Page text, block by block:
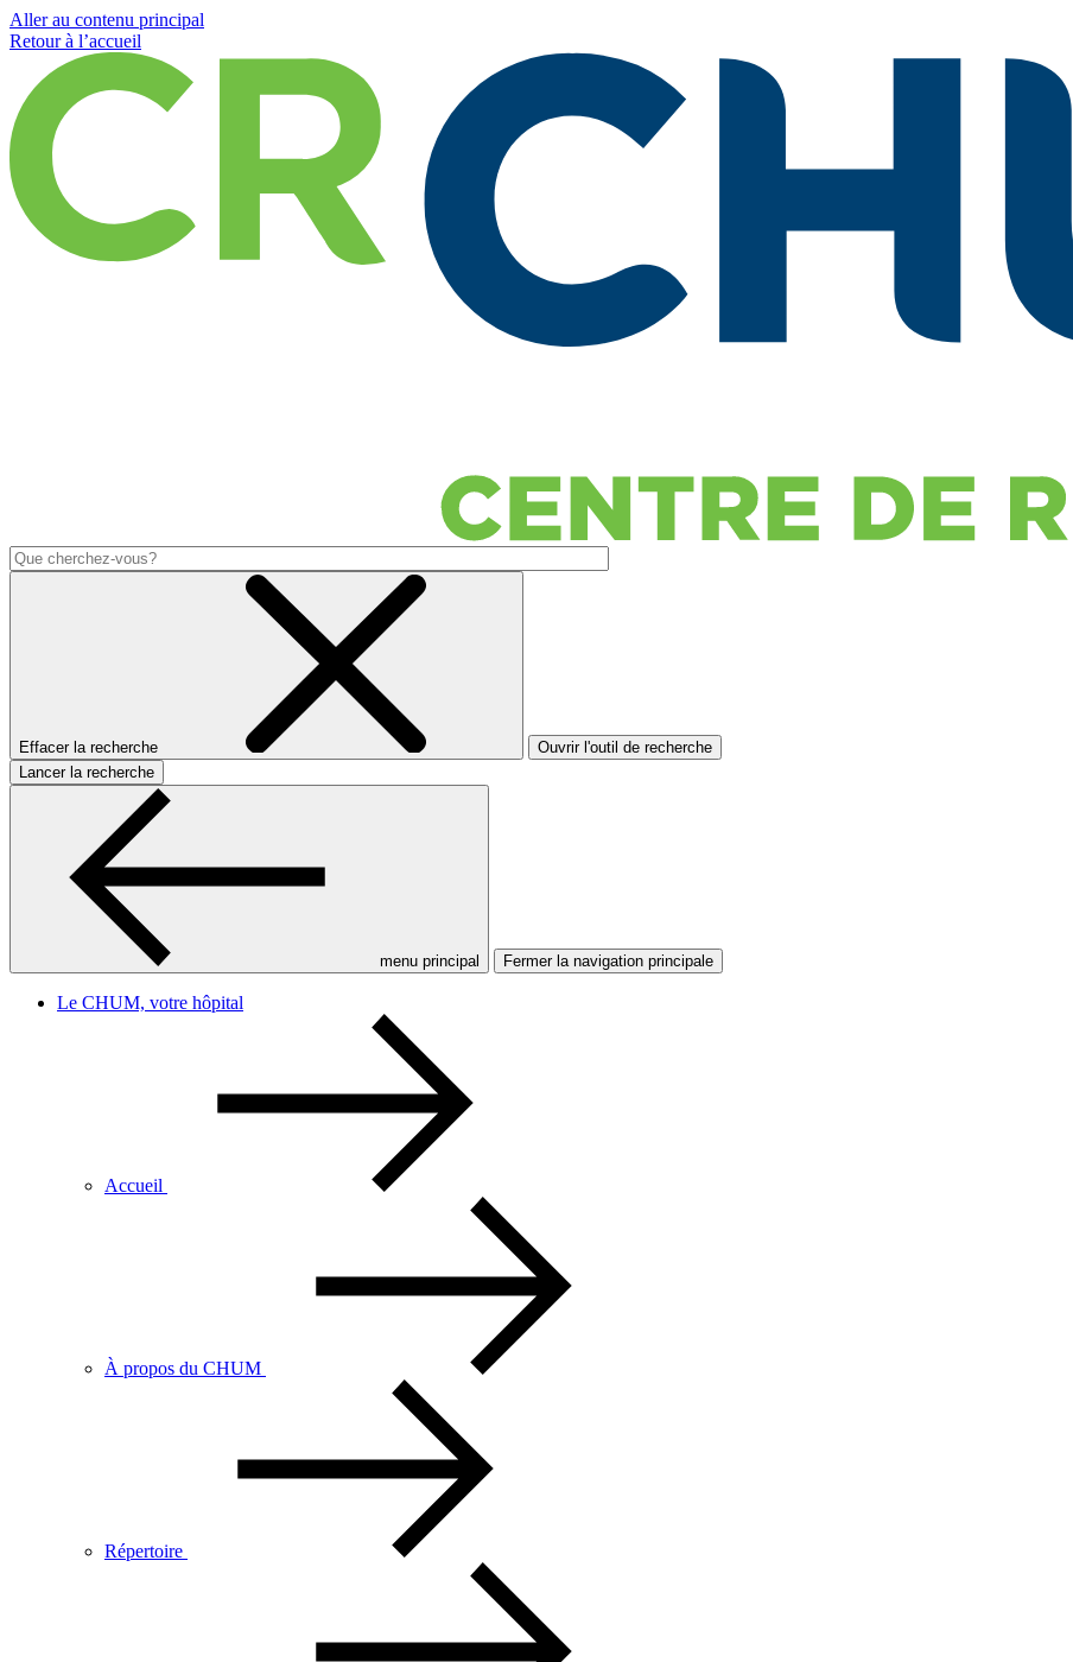
Aller au contenu principal
Retour à l’accueil
Effacer la recherche
Ouvrir l'outil de recherche
Lancer la recherche
menu principal Fermer la navigation principale
Le CHUM, votre hôpital
Accueil
À propos du CHUM
Répertoire